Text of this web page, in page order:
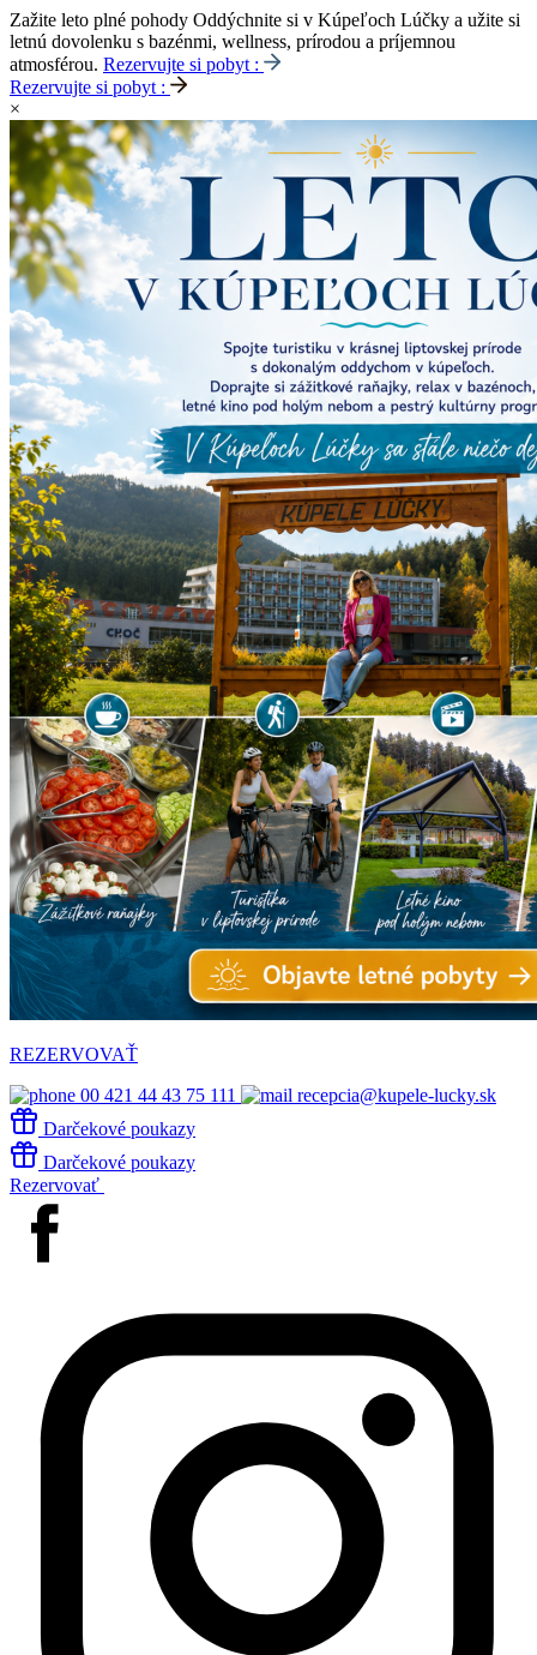
Zažite leto plné pohody Oddýchnite si v Kúpeľoch Lúčky a užite si
letnú dovolenku s bazénmi, wellness, prírodou a príjemnou
atmosférou. Rezervujte si pobyt :
Rezervujte si pobyt :
×
REZERVOVAŤ
00 421 44 43 75 111
recepcia@kupele-lucky.sk
Darčekové poukazy
Darčekové poukazy
Rezervovať